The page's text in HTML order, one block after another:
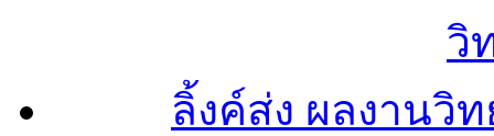
วิ
ลิ้งค์ส่ง ผลงานวิ